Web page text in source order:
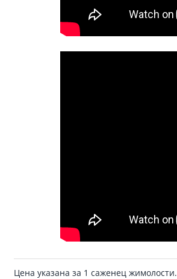
Цена указана за 1 саженец жимолости.